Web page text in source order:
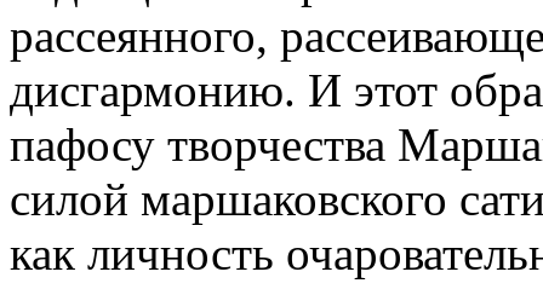
рассеянного,
дисгармонию. И этот
пафосу творчества
силой маршаковского
как личность